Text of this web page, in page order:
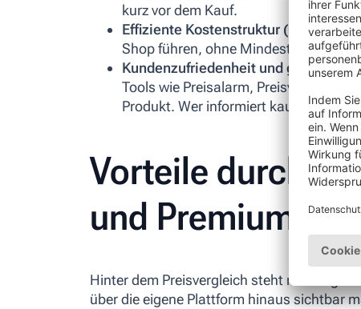
kurz vor dem Kauf.
Effiziente Kostenstruktur (COS):Du
Shop führen, ohne Mindestumsätze
Kundenzufriedenheit und geringe
Tools wie Preisalarm, Preisverlauf
Produkt. Wer informiert kauft, schickt
Vorteile durch
und Premium-
Hinter dem Preisvergleich steht mit
über die eigene Plattform hinaus sichtbar